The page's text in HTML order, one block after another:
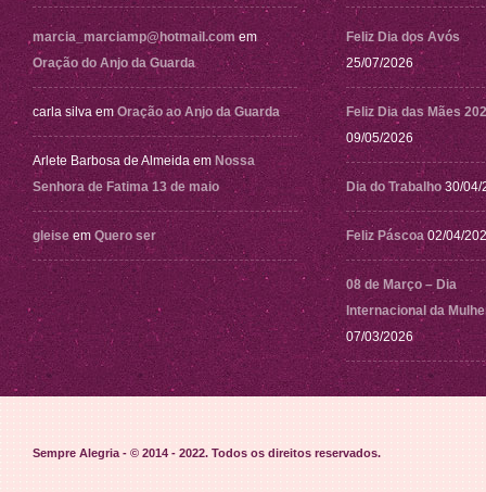
marcia_marciamp@hotmail.com em
Oração do Anjo da Guarda
carla silva em Oração ao Anjo da Guarda
Arlete Barbosa de Almeida em Nossa
Senhora de Fatima 13 de maio
gleise em Quero ser
Feliz Dia dos Avós
25/07/2026
Feliz Dia das Mães
09/05/2026
Dia do Trabalho 30/04/
Feliz Páscoa 02/04/
08 de Março – Dia
Internacional da
07/03/2026
Sempre Alegria - © 2014 - 2022. Todos os direitos reservados.